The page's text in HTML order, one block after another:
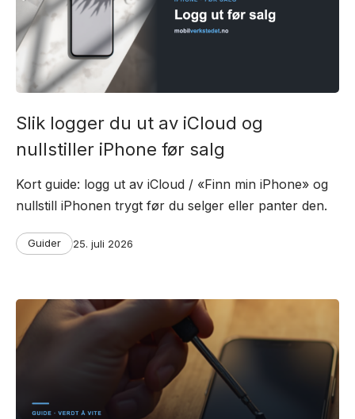
Slik logger du ut av iCloud og
nullstiller iPhone før salg
Kort guide: logg ut av iCloud / «Finn min iPhone» og
nullstill iPhonen trygt før du selger eller panter den.
Categories
Guider
Post
25. juli 2026